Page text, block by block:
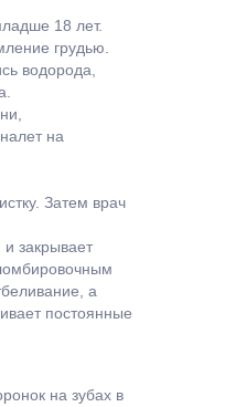
18 лет.
грудью.
водорода,
на
Затем врач
и закрывает
а
постоянные
на зубах в